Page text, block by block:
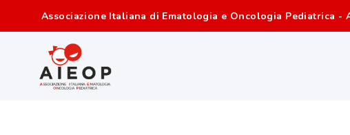
Associazione Italiana di Ematologia e Oncologia Pediatrica -